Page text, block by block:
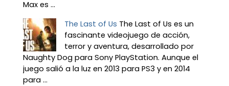
Max es ...
The Last of Us The Last of Us es un
fascinante videojuego de acción,
terror y aventura, desarrollado por
Naughty Dog para Sony PlayStation. Aunque el
juego salió a la luz en 2013 para PS3 y en 2014
para ...